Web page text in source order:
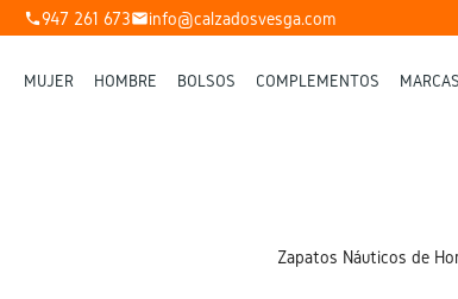
phone947 261 673mailinfo@calzadosvesga.com
MUJER HOMBRE BOLSOS COMPLEMENTOS MARCAS
Zapatos Náuticos de